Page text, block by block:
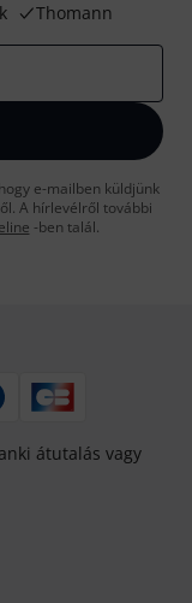
Thomann
e-mailben küldjünk
A hírlevélről további
-ben talál.
átutalás vagy